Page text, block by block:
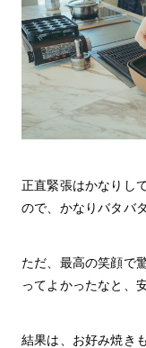
正直緊張はかなりし
ので、かなりバタバ
ただ、最高の笑顔で
ってよかったなと、
結果は、お好み焼き